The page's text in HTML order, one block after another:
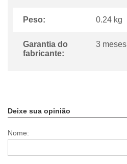
Peso: 0.24 kg
Garantia do
fabricante:
3 meses
Deixe sua opinião
Nome: